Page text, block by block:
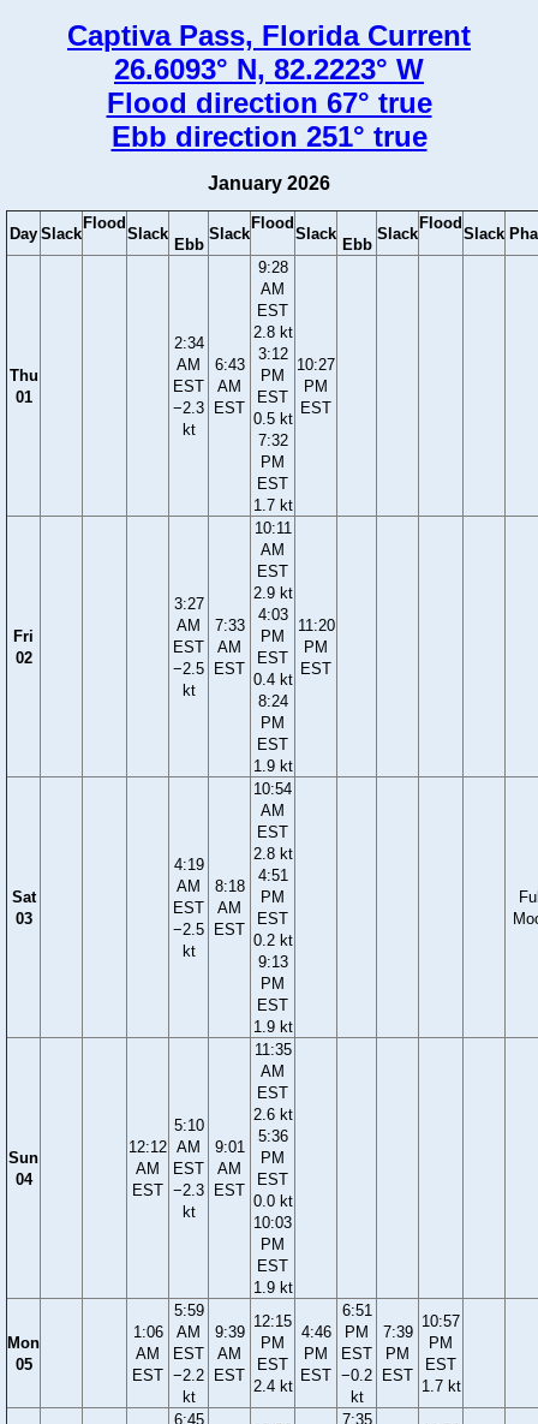
Captiva Pass, Florida Current
26.6093° N, 82.2223° W
Flood direction 67° true
Ebb direction 251° true
January 2026
Day Slack
Flood
Slack
Ebb
Slack
Flood
Slack
Ebb
Slack
Flood
Slack
Thu
01
2:34
AM
EST
−2.3
kt
6:43
AM
EST
9:28
AM
EST
2.8 kt
3:12
PM
EST
0.5 kt
7:32
PM
EST
1.7 kt
10:27
PM
EST
Fri
02
3:27
AM
EST
−2.5
kt
7:33
AM
EST
10:11
AM
EST
2.9 kt
4:03
PM
EST
0.4 kt
8:24
PM
EST
1.9 kt
11:20
PM
EST
Sat
03
4:19
AM
EST
−2.5
kt
8:18
AM
EST
10:54
AM
EST
2.8 kt
4:51
PM
EST
0.2 kt
9:13
PM
EST
1.9 kt
Sun
04
12:12
AM
EST
5:10
AM
EST
−2.3
kt
9:01
AM
EST
11:35
AM
EST
2.6 kt
5:36
PM
EST
0.0 kt
10:03
PM
EST
1.9 kt
Mon
05
1:06
AM
EST
5:59
AM
EST
−2.2
kt
9:39
AM
EST
12:15
PM
EST
2.4 kt
4:46
PM
EST
6:51
PM
EST
−0.2
kt
7:39
PM
EST
10:57
PM
EST
1.7 kt
6:45
7:35